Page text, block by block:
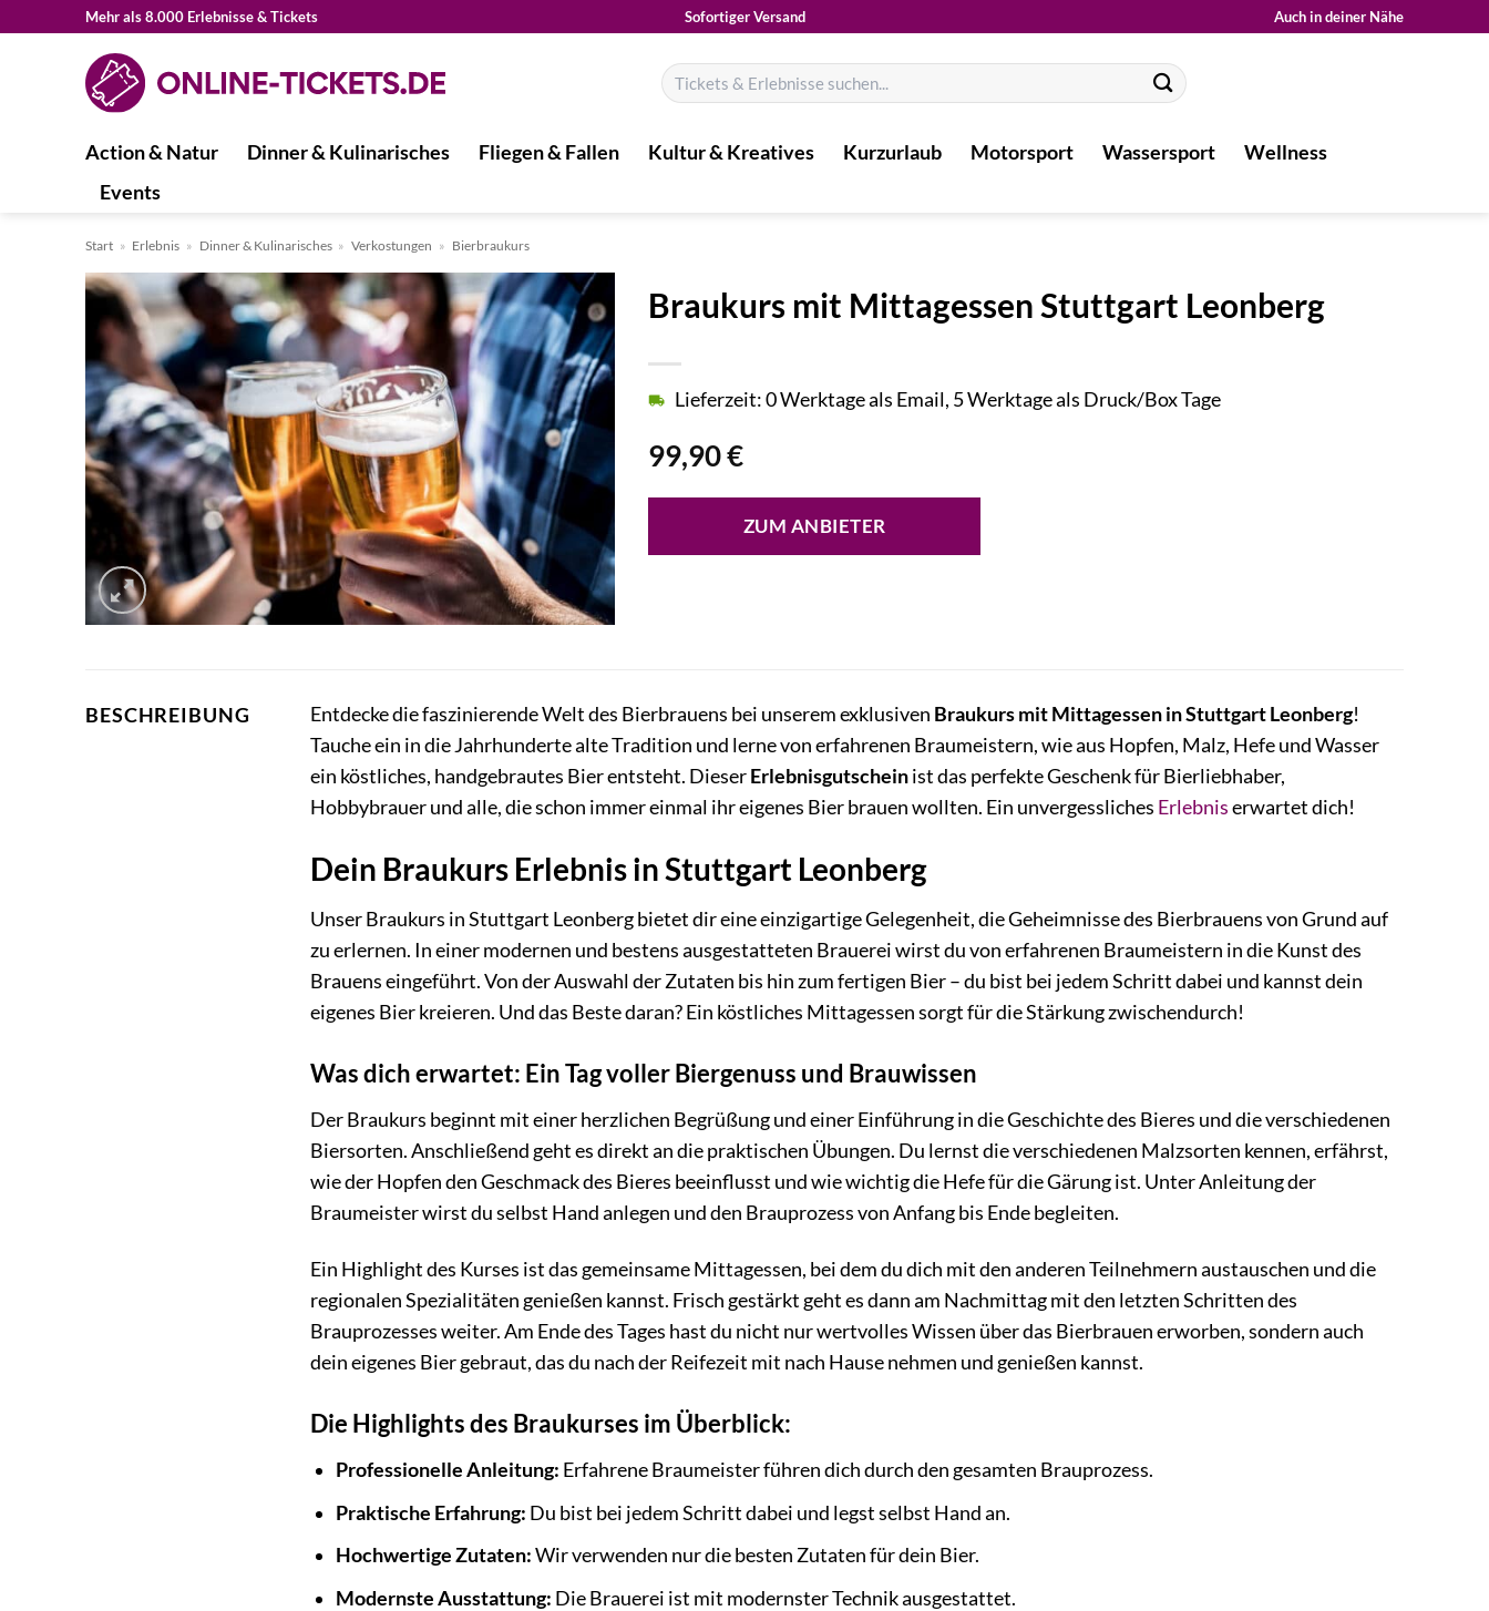
Mehr als 8.000 Erlebnisse & Tickets Sofortiger Versand Auch in deiner Nähe
Suchen
nach:
Action & Natur Dinner & Kulinarisches Fliegen & Fallen Kultur & Kreatives Kurzurlaub Motorsport Wassersport
Wellness
Events
Start » Erlebnis » Dinner & Kulinarisches » Verkostungen » Bierbraukurs
Braukurs mit Mittagessen Stuttgart Leonberg
99,90€
Lieferzeit: 0 Werktage als Email, 5 Werktage als Druck/Box Tage
ZUM ANBIETER
BESCHREIBUNG Entdecke die faszinierende Welt des Bierbrauens bei unserem exklusiven Braukurs mit Mittagessen in Stuttgart Leonberg!
Tauche ein in die Jahrhunderte alte Tradition und lerne von erfahrenen Braumeistern, wie aus Hopfen, Malz, Hefe und Wasser
ein köstliches, handgebrautes Bier entsteht. DieserErlebnisgutscheinist das perfekte Geschenk für Bierliebhaber,
Hobbybrauer und alle, die schon immer einmal ihr eigenes Bier brauen wollten. Ein unvergessliches Erlebniserwartet dich!
Dein Braukurs Erlebnis in Stuttgart Leonberg
Unser Braukurs in Stuttgart Leonberg bietet dir eine einzigartige Gelegenheit, die Geheimnisse des Bierbrauens von Grund auf
zu erlernen. In einer modernen und bestens ausgestatteten Brauerei wirst du von erfahrenen Braumeistern in die Kunst des
Brauens eingeführt. Von der Auswahl der Zutaten bis hin zum fertigen Bier – du bist bei jedem Schritt dabei und kannst dein
eigenes Bier kreieren. Und das Beste daran? Ein köstliches Mittagessen sorgt für die Stärkung zwischendurch!
Was dich erwartet: Ein Tag voller Biergenuss und Brauwissen
Der Braukurs beginnt mit einer herzlichen Begrüßung und einer Einführung in die Geschichte des Bieres und die verschiedenen
Biersorten. Anschließend geht es direkt an die praktischen Übungen. Du lernst die verschiedenen Malzsorten kennen, erfährst,
wie der Hopfen den Geschmack des Bieres beeinflusst und wie wichtig die Hefe für die Gärung ist. Unter Anleitung der
Braumeister wirst du selbst Hand anlegen und den Brauprozess von Anfang bis Ende begleiten.
Ein Highlight des Kurses ist das gemeinsame Mittagessen, bei dem du dich mit den anderen Teilnehmern austauschen und die
regionalen Spezialitäten genießen kannst. Frisch gestärkt geht es dann am Nachmittag mit den letzten Schritten des
Brauprozesses weiter. Am Ende des Tages hast du nicht nur wertvolles Wissen über das Bierbrauen erworben, sondern auch
dein eigenes Bier gebraut, das du nach der Reifezeit mit nach Hause nehmen und genießen kannst.
Die Highlights des Braukurses im Überblick:
Professionelle Anleitung: Erfahrene Braumeister führen dich durch den gesamten Brauprozess.
Praktische Erfahrung: Du bist bei jedem Schritt dabei und legst selbst Hand an.
Hochwertige Zutaten:Wir verwenden nur die besten Zutaten für dein Bier.
Modernste Ausstattung: Die Brauerei ist mit modernster Technik ausgestattet.